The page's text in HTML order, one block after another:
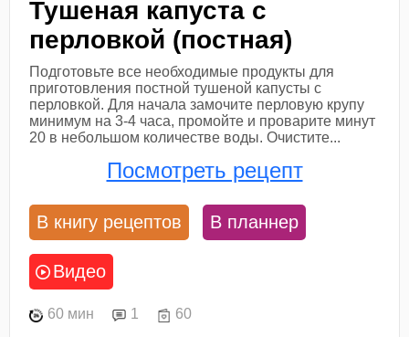
Тушеная капуста с
перловкой (постная)
Подготовьте все необходимые продукты для
приготовления постной тушеной капусты с
перловкой. Для начала замочите перловую крупу
минимум на 3-4 часа, промойте и проварите минут
20 в небольшом количестве воды. Очистите...
Посмотреть рецепт
В книгу рецептов В планнер
Видео
60 мин 1 60